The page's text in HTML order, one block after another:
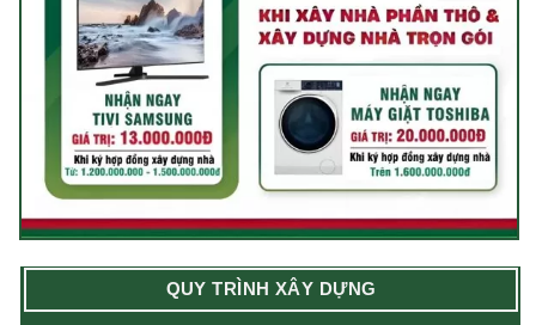
QUY TRÌNH XÂY DỰNG